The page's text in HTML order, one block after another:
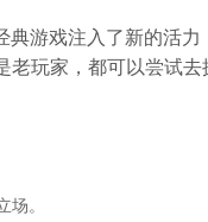
典游戏注入了新的活
老玩家，都可以尝试
。